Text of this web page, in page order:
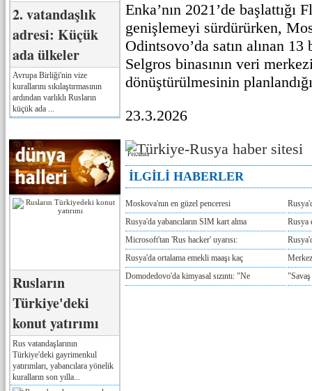
2. vatandaşlık
adresi: Küçük
ada ülkeler
Avrupa Birliği'nin vize
kurallarını sıkılaştırmasının
ardından varlıklı Rusların
küçük ada ...
Rusların
Türkiye'deki
konut yatırımı
Rus vatandaşlarının
Türkiye'deki gayrimenkul
yatırımları, yabancılara yönelik
kuralların son yılla...
Enka’nın 2021’de başlattığı
genişlemeyi sürdürürken,
Odintsovo’da satın alınan
Selgros binasının veri
dönüştürülmesinin
23.3.2026
Реклама
İLGİLİ HABERLER
Moskova'nın en güzel penceresi
Rusya'da yabancıların SIM kart alma
Rusya
Microsoft'tan 'Rus hacker' uyarısı:
Rusya'da ortalama emekli maaşı kaç
Domodedovo'da kimyasal sızıntı: "Ne